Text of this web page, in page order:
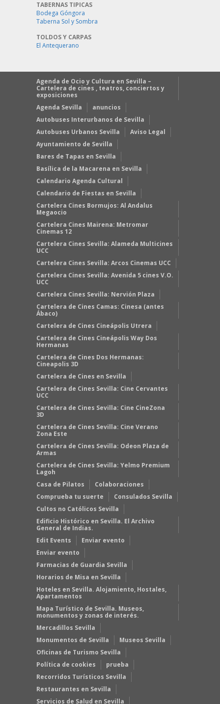
TABERNAS TIPICAS
Bodega Góngora
Taberna Sol y Sombra
TOLDOS Y CARPAS
El Antequerano
Agenda de Ocio y Cultura en Sevilla –
Cartelera de cines , teatros, conciertos y
exposiciones
Agenda Sevilla
anuncios
Autobuses Interurbanos de Sevilla
Autobuses Urbanos Sevilla
Aviso Legal
Ayuntamiento de Sevilla
Bares de Tapas en Sevilla
Basílica de la Macarena en Sevilla
Calendario Agenda Cultural
Calendario de Fiestas en Sevilla
Cartelera Cines Bormujos: Al Andalus
Megaocio
Cartelera Cines Mairena: Metromar
Cinemas 12
Cartelera Cines Sevilla: Alameda Multicines
UCC
Cartelera Cines Sevilla: Arcos Cinemas UCC
Cartelera Cines Sevilla: Avenida 5 cines V.O.
UCC
Cartelera Cines Sevilla: Nervión Plaza
Cartelera de Cines Camas: Cinesa (antes
Ábaco)
Cartelera de Cines Cineápolis Utrera
Cartelera de Cines Cineápolis Way Dos
Hermanas
Cartelera de Cines Dos Hermanas:
Cineapolis 3D
Cartelera de Cines en Sevilla
Cartelera de Cines Sevilla: Cine Cervantes
UCC
Cartelera de Cines Sevilla: Cine CineZona
3D
Cartelera de Cines Sevilla: Cine Verano
Zona Este
Cartelera de Cines Sevilla: Odeon Plaza de
Armas
Cartelera de Cines Sevilla: Yelmo Premium
Lagoh
Casa de Pilatos
Colaboraciones
Comprueba tu suerte
Consulados Sevilla
Cultos no Católicos Sevilla
Edificio Histórico en Sevilla. El Archivo
General de Indias.
Edit Events
Enviar evento
Enviar evento
Farmacias de Guardia Sevilla
Horarios de Misa en Sevilla
Hoteles en Sevilla. Alojamiento, Hostales,
Apartamentos
Mapa Turístico de Sevilla. Museos,
monumentos y zonas de interés.
Mercadillos Sevilla
Monumentos de Sevilla
Museos Sevilla
Oficinas de Turismo Sevilla
Política de cookies
prueba
Recorridos Turísticos Sevilla
Restaurantes en Sevilla
Servicios de Salud en Sevilla